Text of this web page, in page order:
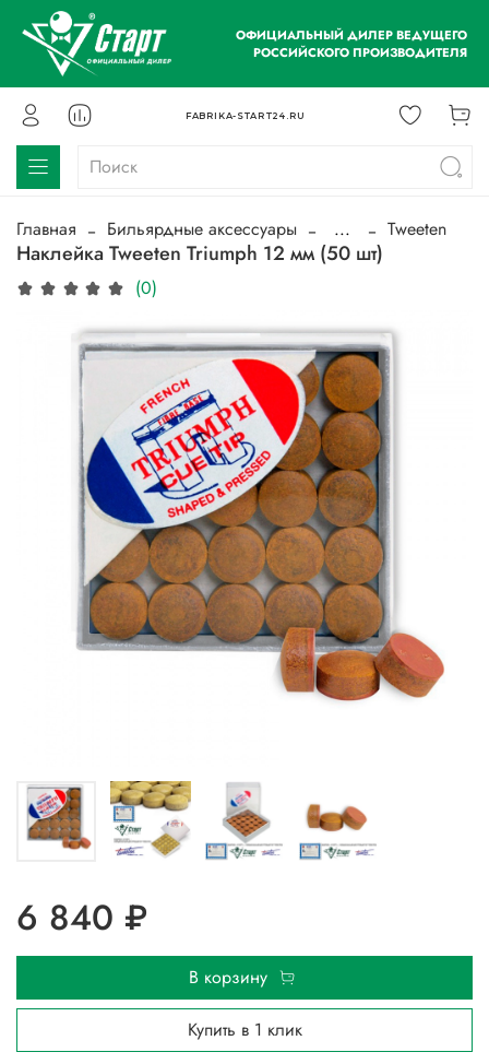
ОФИЦИАЛЬНЫЙ ДИЛЕР ВЕДУЩЕГО
РОССИЙСКОГО ПРОИЗВОДИТЕЛЯ
FABRIKA-START24.RU
Главная Бильярдные аксессуары ... Tweeten
Наклейка Tweeten Triumph 12 мм (50 шт)
(0)
6 840 ₽
В корзину
Купить в 1 клик